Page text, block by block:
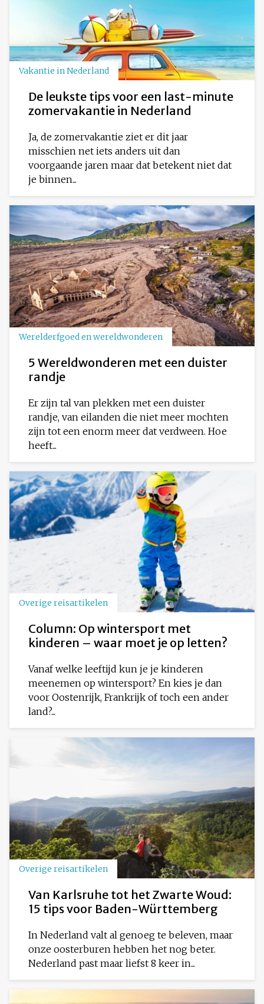
Vakantie in Nederland
De leukste tips voor een last-minute
zomervakantie in Nederland
Ja, de zomervakantie ziet er dit jaar
misschien net iets anders uit dan
voorgaande jaren maar dat betekent niet dat
je binnen...
Werelderfgoed en wereldwonderen
5 Wereldwonderen met een duister
randje
Er zijn tal van plekken met een duister
randje, van eilanden die niet meer mochten
zijn tot een enorm meer dat verdween. Hoe
heeft...
Overige reisartikelen
Column: Op wintersport met
kinderen – waar moet je op letten?
Vanaf welke leeftijd kun je je kinderen
meenemen op wintersport? En kies je dan
voor Oostenrijk, Frankrijk of toch een ander
land?...
Overige reisartikelen
Van Karlsruhe tot het Zwarte Woud:
15 tips voor Baden-Württemberg
In Nederland valt al genoeg te beleven, maar
onze oosterburen hebben het nog beter.
Nederland past maar liefst 8 keer in...